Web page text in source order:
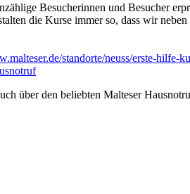
Besucherinnen und Besucher
die Kurse immer so, dass wir
standorte/neuss/erste-hilfe-
über den beliebten Malteser